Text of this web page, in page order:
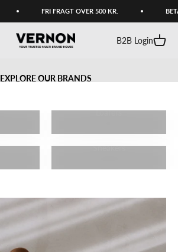
FRI FRAGT OVER 500 KR.
Vernon B2B LoginKurv
EXPLORE OUR BRANDS
Loafers
Sneakers